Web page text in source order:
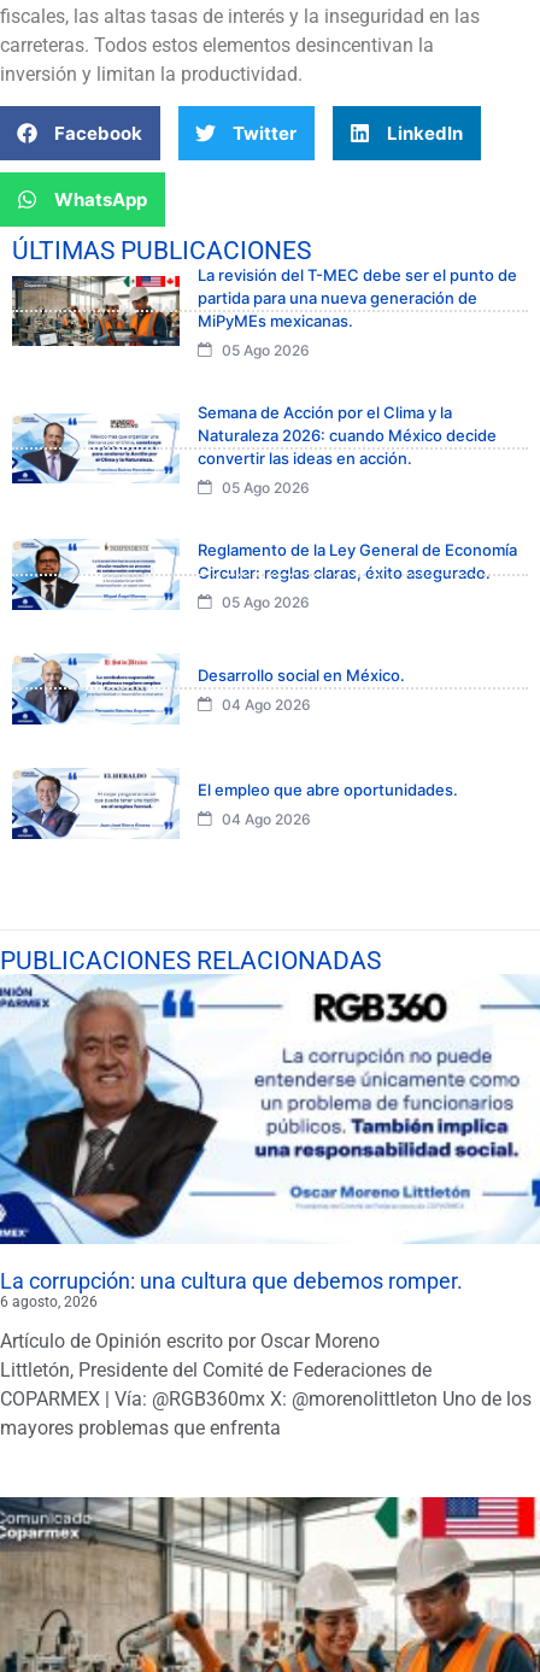
fiscales, las altas tasas de interés y la inseguridad en las
carreteras. Todos estos elementos desincentivan la
inversión y limitan la productividad.
Facebook Twitter LinkedIn
WhatsApp
ÚLTIMAS PUBLICACIONES
La revisión del T-MEC debe ser el punto de
partida para una nueva generación de
MiPyMEs mexicanas.
05 Ago 2026
Semana de Acción por el Clima y la
Naturaleza 2026: cuando México decide
convertir las ideas en acción.
05 Ago 2026
Reglamento de la Ley General de Economía
Circular: reglas claras, éxito asegurado.
05 Ago 2026
Desarrollo social en México.
04 Ago 2026
El empleo que abre oportunidades.
04 Ago 2026
PUBLICACIONES RELACIONADAS
La corrupción: una cultura que debemos romper.
6 agosto, 2026
Artículo de Opinión escrito por Oscar Moreno
Littletón, Presidente del Comité de Federaciones de
COPARMEX | Vía: @RGB360mx X: @morenolittleton Uno de los
mayores problemas que enfrenta